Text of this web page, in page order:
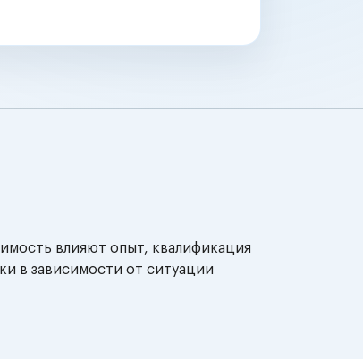
влияют опыт, квалификация
в зависимости от ситуации